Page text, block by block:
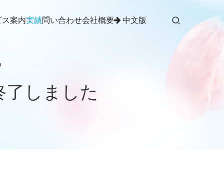
案内実績問い合わせ会社概要 中文版
しました